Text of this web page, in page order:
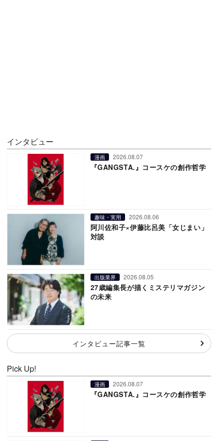
インタビュー
漫画 2026.08.07
『GANGSTA.』コースケの創作哲学
趣味・実用 2026.08.06
阿川佐和子×伊藤比呂美「女じまい」
対談
出版業界 2026.08.05
27歳編集長が描くミステリマガジン
の未来
インタビュー記事一覧
Pick Up!
漫画 2026.08.07
『GANGSTA.』コースケの創作哲学